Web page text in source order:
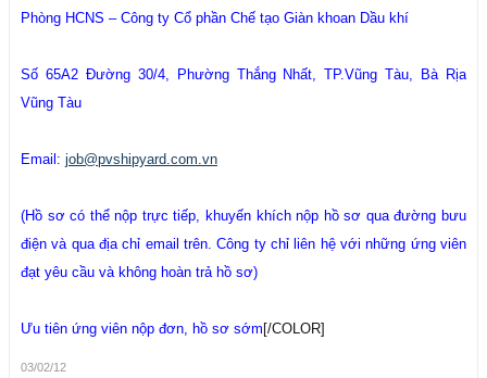
Phòng HCNS – Công ty Cổ phần Chế tạo Giàn khoan Dầu khí
Số 65A2 Đường 30/4, Phường Thắng Nhất, TP.Vũng Tàu, Bà Rịa
Vũng Tàu
Email: job@pvshipyard.com.vn
(Hồ sơ có thể nộp trực tiếp, khuyến khích nộp hồ sơ qua đường bưu
điện và qua địa chỉ email trên. Công ty chỉ liên hệ với những ứng viên
đạt yêu cầu và không hoàn trả hồ sơ)
Ưu tiên ứng viên nộp đơn, hồ sơ sớm [/COLOR]
03/02/12